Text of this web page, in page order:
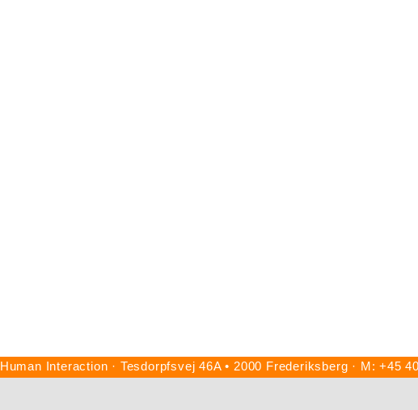
Human Interaction · Tesdorpfsvej 46A • 2000 Frederiksberg · M: +45